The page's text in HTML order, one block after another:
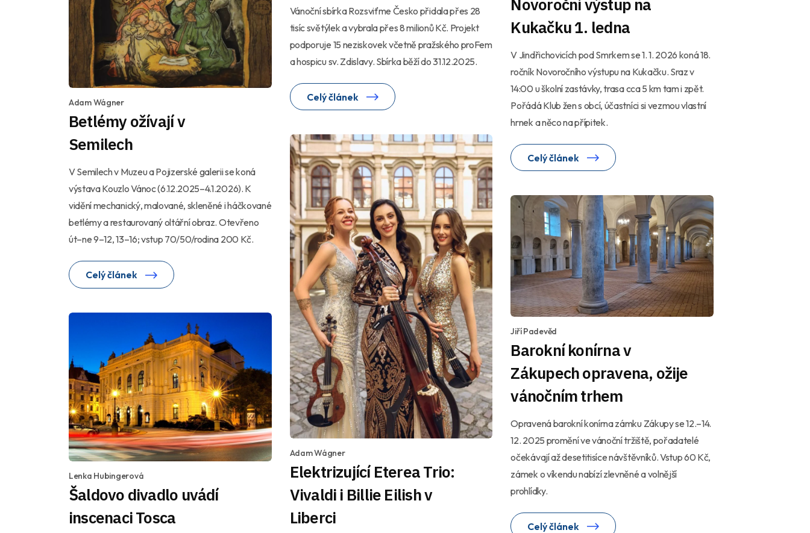
Vánoční sbírka Rozsviťme Česko přidala přes 28
tisíc světýlek a vybrala přes 8 milionů Kč. Projekt
podporuje 15 neziskovek včetně pražského proFem
a hospicu sv. Zdislavy. Sbírka běží do 31.12.2025.
Celý článek
Kukačku 1. ledna
V Jindřichovicích pod Smrkem se 1. 1. 2026 koná 18.
ročník Novoročního výstupu na Kukačku. Sraz v
14:00 u školní zastávky, trasa cca 5 km tam i zpět.
Pořádá Klub žen s obcí, účastníci si vezmou vlastní
hrnek a něco na přípitek.
Celý článek
Adam Wágner
Betlémy ožívají v
Semilech
V Semilech v Muzeu a Pojizerské galerii se koná
výstava Kouzlo Vánoc (6.12.2025–4.1.2026). K
vidění mechanický, malované, skleněné i háčkované
betlémy a restaurovaný oltářní obraz. Otevřeno
út–ne 9–12, 13–16; vstup 70/50/rodina 200 Kč.
Celý článek
Adam Wágner
Elektrizující Eterea Trio:
Vivaldi i Billie Eilish v
Liberci
Jiří Padevěd
Barokní konírna v
Zákupech opravena, ožije
vánočním trhem
Opravená barokní konírna zámku Zákupy se 12.–14.
12. 2025 promění ve vánoční tržiště, pořadatelé
očekávají až desetitisíce návštěvníků. Vstup 60 Kč,
zámek o víkendu nabízí zlevněné a volnější
prohlídky.
Celý článek
Lenka Hubingerová
Šaldovo divadlo uvádí
inscenaci Tosca